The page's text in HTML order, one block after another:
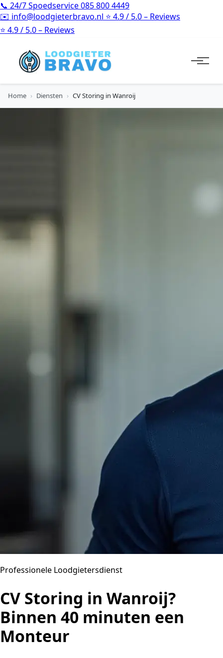
📞 24/7 Spoedservice085 800 4449
✉️ info@loodgieterbravo.nl ⭐ 4.9 / 5.0 – Reviews
⭐ 4.9 / 5.0 – Reviews
Home › Diensten › CV Storing in Wanroij
Professionele Loodgietersdienst
CV Storing in Wanroij?
Binnen 40 minuten een
Monteur